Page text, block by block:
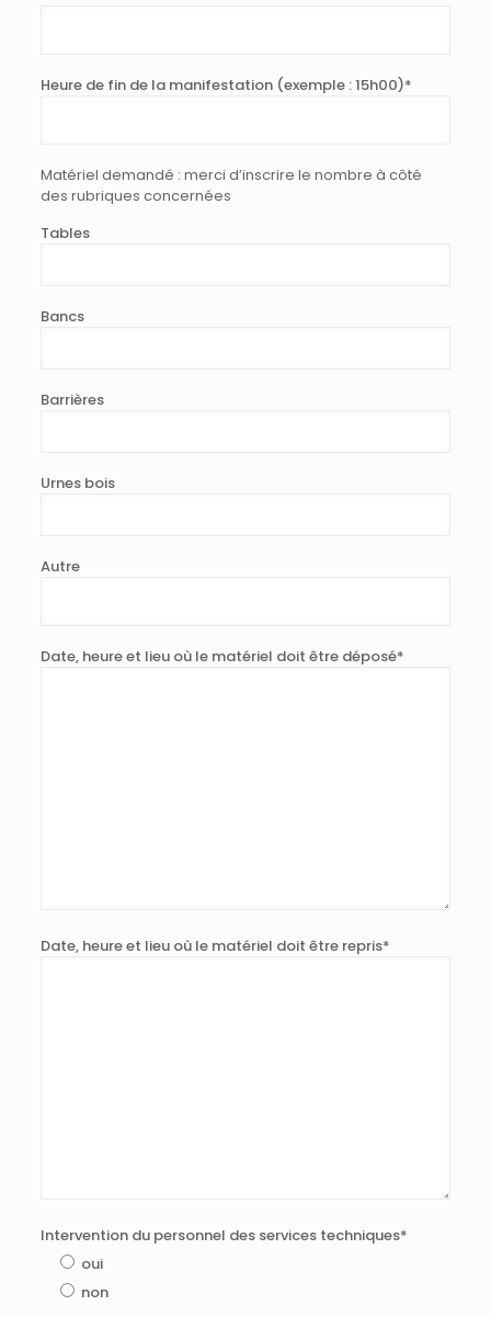
Heure de fin de la manifestation (exemple : 15h00)*
Matériel demandé : merci d’inscrire le nombre à côté
des rubriques concernées
Tables
Bancs
Barrières
Urnes bois
Autre
Date, heure et lieu où le matériel doit être déposé*
Date, heure et lieu où le matériel doit être repris*
Intervention du personnel des services techniques*
oui
non